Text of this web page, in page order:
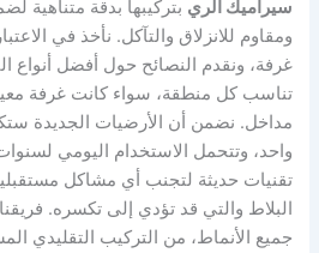
سيراميك الري بتركيبها بدقة
ومقاوم للانزلاق والتآكل. نأخذ في
غرفة، ونقدم النصائح حول أفضل أنواع
تناسب كل منطقة، سواء كانت غرفة
مداخل. نضمن أن الأرضيات الجديدة
واحد، وتتحمل الاستخدام اليومي
تقنيات حديثة لتجنب أي مشاكل
البلاط والتي قد تؤدي إلى تكسره.
جميع الأنماط، من التركيب التقليدي